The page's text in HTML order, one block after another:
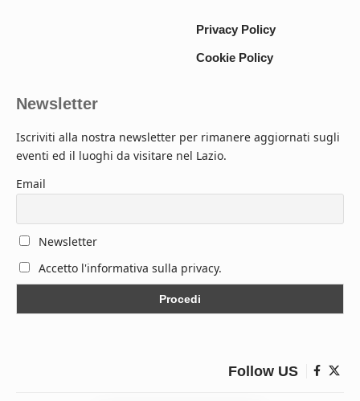
Privacy Policy
Cookie Policy
Newsletter
Iscriviti alla nostra newsletter per rimanere aggiornati sugli
eventi ed il luoghi da visitare nel Lazio.
Email
Newsletter
Accetto l'informativa sulla privacy.
Follow US